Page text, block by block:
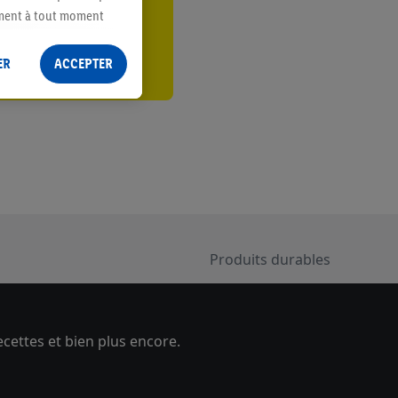
Produits durables
et bien plus encore.
à tout moment
ACCEPTER